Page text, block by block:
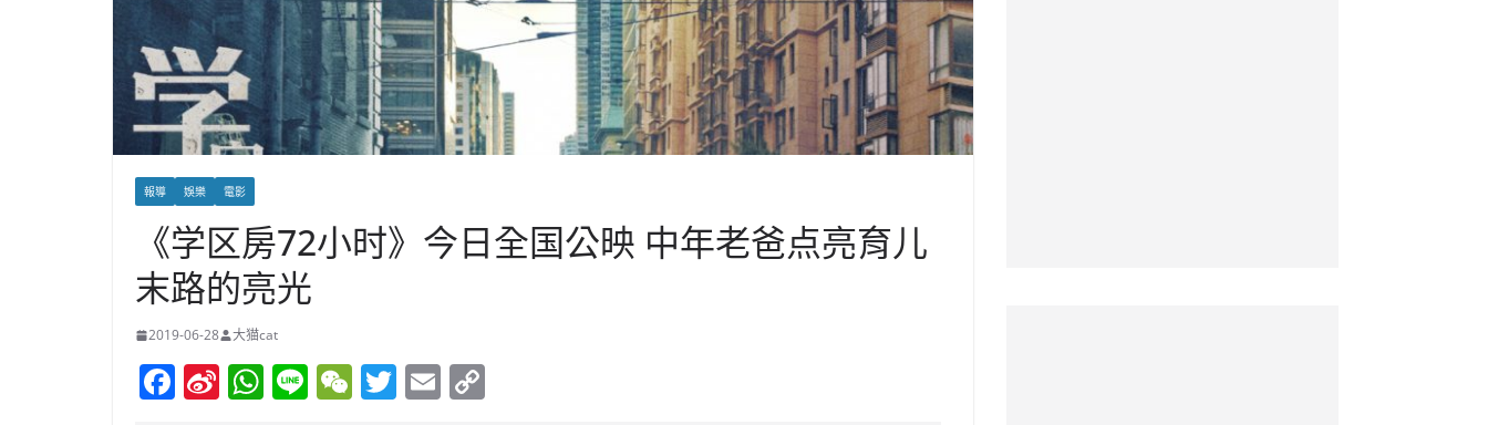
報導 娛樂 電影
《学区房72小时》今日全国公映 中年老爸点亮育儿
末路的亮光
2019-06-28 大猫cat
F Si W Li W T E